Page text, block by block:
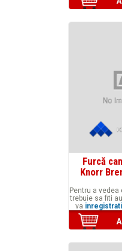
Furcă
Knorr
Pentru a vedea
trebuie sa fiti
va inregistrati